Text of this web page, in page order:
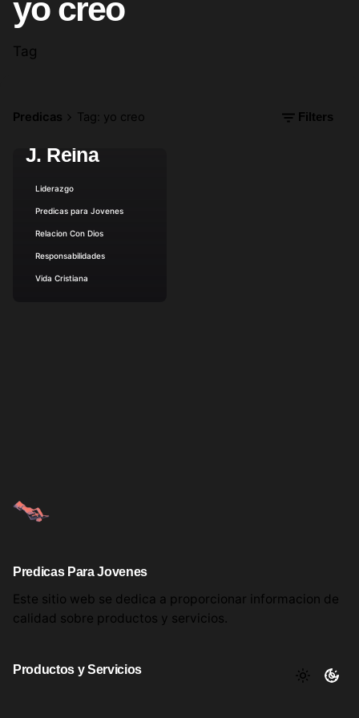
yo creo
Tag
Predicas Tag: yo creo Filters
marzo 28, 2012
Obediencia)
J. Reina
Liderazgo
Predicas para Jovenes
Relacion Con Dios
Responsabilidades
Vida Cristiana
Predicas Para Jovenes
Este sitio web se dedica a proporcionar informacion de
calidad sobre productos y servicios.
Productos y Servicios